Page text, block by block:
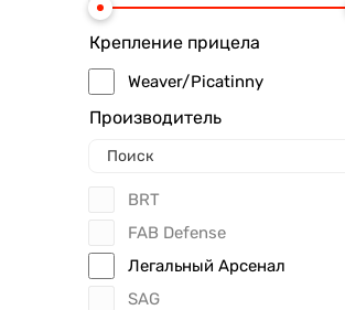
Крепление прицела
Weaver/Picatinny
Производитель
BRT
FAB Defense
Легальный Арсенал
SAG